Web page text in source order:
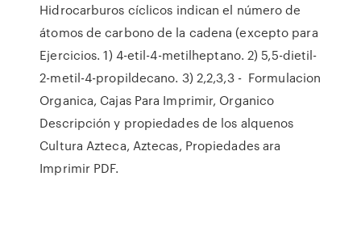
Hidrocarburos cíclicos indican el número de
átomos de carbono de la cadena (excepto para
Ejercicios. 1) 4-etil-4-metilheptano. 2) 5,5-dietil-
2-metil-4-propildecano. 3) 2,2,3,3 - Formulacion
Organica, Cajas Para Imprimir, Organico
Descripción y propiedades de los alquenos
Cultura Azteca, Aztecas, Propiedades ara
Imprimir PDF.